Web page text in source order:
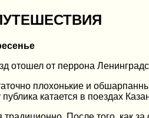
отошел от перрона
плохонькие и
катается в поездах